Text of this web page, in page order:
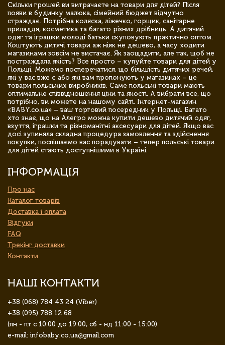
Скільки грошей ви витрачаєте на товари для дітей? Після
появи в будинку малюка, сімейний бюджет відчутно
страждає. Потрібна коляска, ліжечко, горщик, санітарне
приладдя, косметика та багато різних дрібниць. А дитячий
одяг та іграшки молоді батьки скуповують практично оптом.
Коштують дитячі товари аж ніяк не дешево, а часу ходити
магазинами зовсім не вистачає. Як заощадити, але так, щоб не
постраждала якість? Все просто – купуйте товари для дітей у
Польщі. Можемо посперечатися, що більшість дитячих речей,
які у вас вже є або які вам пропонують у магазинах – це
товари польських виробників. Саме польські товари мають
оптимальне співвідношення ціни та якості. А вибрати все, що
потрібно, ви можете на нашому сайті. Інтернет-магазин
«BABY.co.ua» – ваш торговий посередник у Польщі. Багато
хто знає, що на Алегро можна купити дешево дитячий одяг,
взуття, іграшки та різноманітні аксесуари для дітей. Якщо вас
досі зупиняла складна процедура замовлення та здійснення
покупки, поспішаємо вас порадувати – тепер польські товари
для дітей стають доступнішими в Україні.
ІНФОРМАЦІЯ
Про нас
Каталог товарів
Доставка і оплата
Відгуки
FAQ
Трекінг доставки
Контакти
НАШІ КОНТАКТИ
+38 (068) 784 43 24 (Viber)
+38 (095) 788 12 68
(пн - пт с 10:00 до 19:00, сб - нд 11:00 - 15:00)
e-mail: infobaby.co.ua@gmail.com